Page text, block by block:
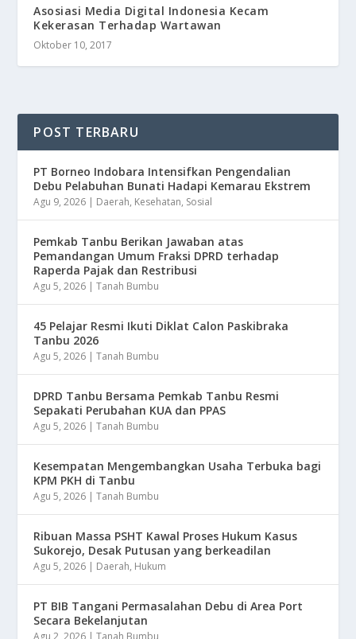
Asosiasi Media Digital Indonesia Kecam
Kekerasan Terhadap Wartawan
Oktober 10, 2017
POST TERBARU
​PT Borneo Indobara Intensifkan Pengendalian
Debu Pelabuhan Bunati Hadapi Kemarau Ekstrem
Agu 9, 2026 | Daerah, Kesehatan, Sosial
Pemkab Tanbu Berikan Jawaban atas
Pemandangan Umum Fraksi DPRD terhadap
Raperda Pajak dan Restribusi
Agu 5, 2026 |Tanah Bumbu
45 Pelajar Resmi Ikuti Diklat Calon Paskibraka
Tanbu 2026
Agu 5, 2026 |Tanah Bumbu
DPRD Tanbu Bersama Pemkab Tanbu Resmi
Sepakati Perubahan KUA dan PPAS
Agu 5, 2026 |Tanah Bumbu
Kesempatan Mengembangkan Usaha Terbuka bagi
KPM PKH di Tanbu
Agu 5, 2026 |Tanah Bumbu
Ribuan Massa PSHT Kawal Proses Hukum Kasus
Sukorejo, Desak Putusan yang berkeadilan
Agu 5, 2026 | Daerah, Hukum
PT BIB Tangani Permasalahan Debu di Area Port
Secara Bekelanjutan
Agu 2, 2026 |Tanah Bumbu